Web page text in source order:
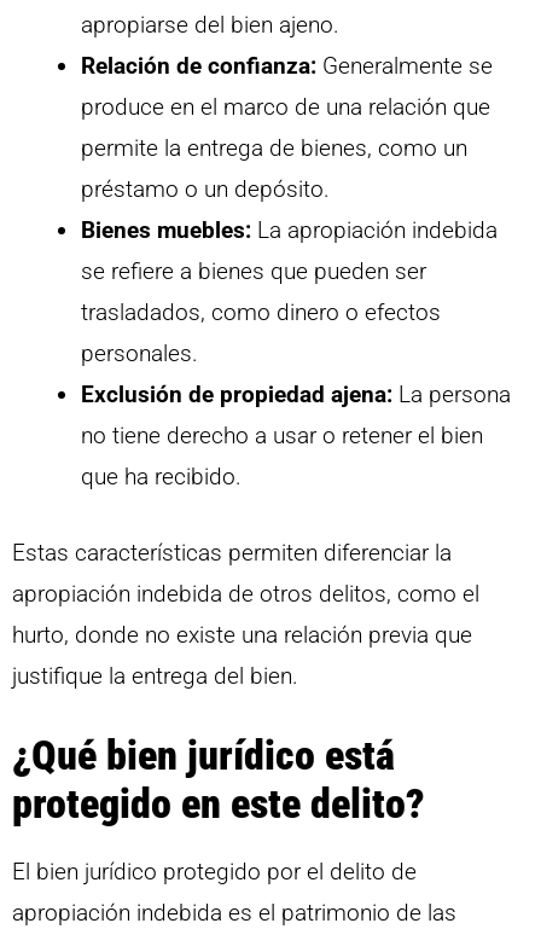
apropiarse del bien ajeno.
Relación de confianza: Generalmente se
produce en el marco de una relación que
permite la entrega de bienes, como un
préstamo o un depósito.
Bienes muebles: La apropiación indebida
se refiere a bienes que pueden ser
trasladados, como dinero o efectos
personales.
Exclusión de propiedad ajena: La persona
no tiene derecho a usar o retener el bien
que ha recibido.
Estas características permiten diferenciar la
apropiación indebida de otros delitos, como el
hurto, donde no existe una relación previa que
justifique la entrega del bien.
¿Qué bien jurídico está
protegido en este delito?
El bien jurídico protegido por el delito de
apropiación indebida es el patrimonio de las